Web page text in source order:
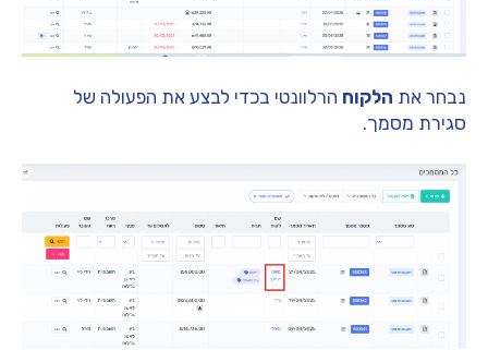
נבחר את הלקוח הרלוונטי בכדי לבצע את הפעולה של
סגירת מסמך.